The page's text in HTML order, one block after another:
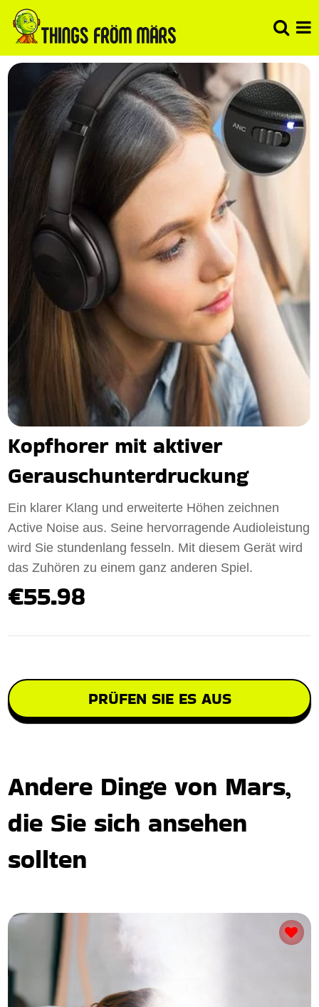
Kopfhorer mit aktiver
Gerauschunterdruckung
Ein klarer Klang und erweiterte Höhen zeichnen
Active Noise aus. Seine hervorragende Audioleistung
wird Sie stundenlang fesseln. Mit diesem Gerät wird
das Zuhören zu einem ganz anderen Spiel.
€55.98
PRÜFEN SIE ES AUS
Andere Dinge von Mars,
die Sie sich ansehen
sollten